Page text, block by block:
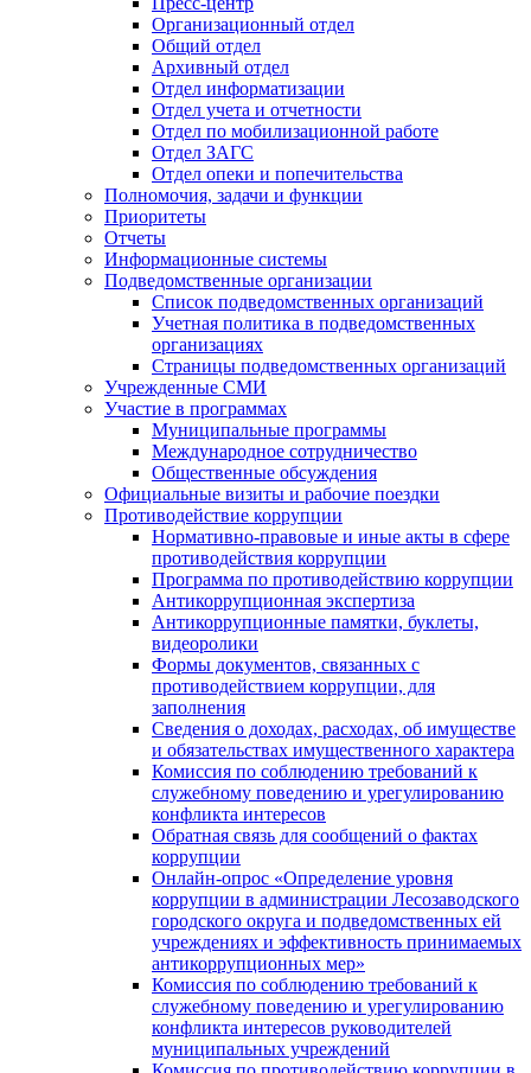
Организационный отдел
Общий отдел
Архивный отдел
Отдел информатизации
Отдел учета и отчетности
Отдел по мобилизационной работе
Отдел ЗАГС
Отдел опеки и попечительства
Полномочия, задачи и функции
Приоритеты
Отчеты
Информационные системы
Подведомственные организации
Список подведомственных организаций
Учетная политика в подведомственных
организациях
Страницы подведомственных организаций
Учрежденные СМИ
Участие в программах
Муниципальные программы
Международное сотрудничество
Общественные обсуждения
Официальные визиты и рабочие поездки
Противодействие коррупции
Нормативно-правовые и иные акты в сфере
противодействия коррупции
Программа по противодействию коррупции
Антикоррупционная экспертиза
Антикоррупционные памятки, буклеты,
видеоролики
Формы документов, связанных с
противодействием коррупции, для
заполнения
Сведения о доходах, расходах, об имуществе
и обязательствах имущественного характера
Комиссия по соблюдению требований к
служебному поведению и урегулированию
конфликта интересов
Обратная связь для сообщений о фактах
коррупции
Онлайн-опрос «Определение уровня
коррупции в администрации Лесозаводского
городского округа и подведомственных ей
учреждениях и эффективность принимаемых
антикоррупционных мер»
Комиссия по соблюдению требований к
служебному поведению и урегулированию
конфликта интересов руководителей
муниципальных учреждений